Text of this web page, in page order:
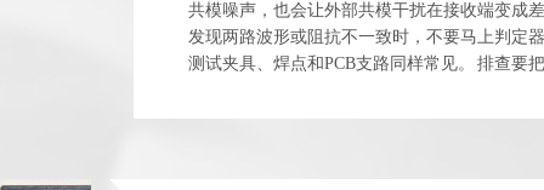
共模噪声，也会让外部共模干扰在接收端变成
发现两路波形或阻抗不一致时，不要马上判定
测试夹具、焊点和PCB支路同样常见。 排查要